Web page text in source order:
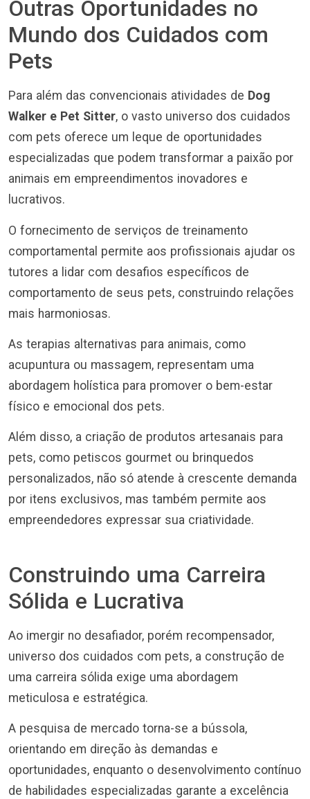
Outras Oportunidades no
Mundo dos Cuidados com
Pets
Para além das convencionais atividades de Dog
Walker e Pet Sitter, o vasto universo dos cuidados
com pets oferece um leque de oportunidades
especializadas que podem transformar a paixão por
animais em empreendimentos inovadores e
lucrativos.
O fornecimento de serviços de treinamento
comportamental permite aos profissionais ajudar os
tutores a lidar com desafios específicos de
comportamento de seus pets, construindo relações
mais harmoniosas.
As terapias alternativas para animais, como
acupuntura ou massagem, representam uma
abordagem holística para promover o bem-estar
físico e emocional dos pets.
Além disso, a criação de produtos artesanais para
pets, como petiscos gourmet ou brinquedos
personalizados, não só atende à crescente demanda
por itens exclusivos, mas também permite aos
empreendedores expressar sua criatividade.
Construindo uma Carreira
Sólida e Lucrativa
Ao imergir no desafiador, porém recompensador,
universo dos cuidados com pets, a construção de
uma carreira sólida exige uma abordagem
meticulosa e estratégica.
A pesquisa de mercado torna-se a bússola,
orientando em direção às demandas e
oportunidades, enquanto o desenvolvimento contínuo
de habilidades especializadas garante a excelência